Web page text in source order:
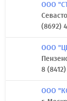
ООО
(8692)
ООО
8
ООО